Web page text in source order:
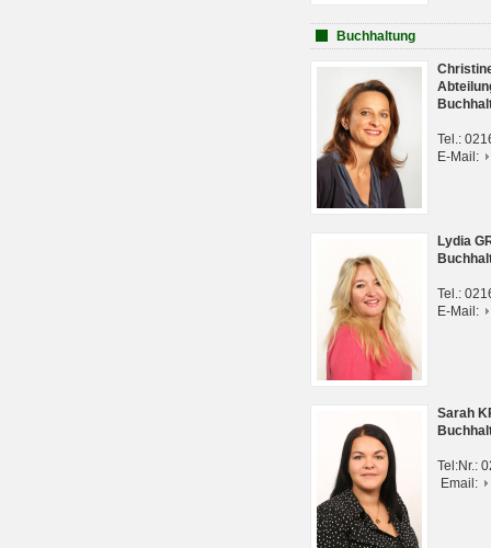
Buchhaltung
Tel.:
E-Mail:
Lydia
Tel.:
E-Mail:
Sarah
Tel:Nr.:
Email: